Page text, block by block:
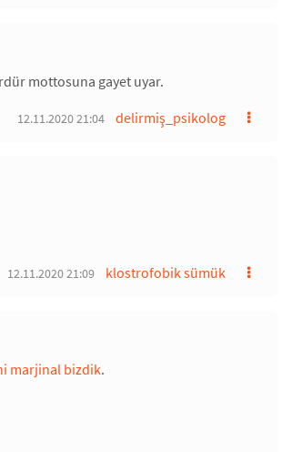
mottosuna gayet uyar.
delirmiş_psikolog
12.11.2020 21:04
klostrofobik sümük
12.11.2020 21:09
marjinal bizdik.